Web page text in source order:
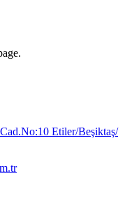
Etiler/Beşiktaş/